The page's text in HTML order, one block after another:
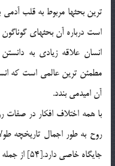
ترين بحثها مربوط به قلب
است درباره آن بحثهاي گوناگون
انسان علاقه زيادي به
مطمئن ترين عالمي است كه
آن اميدمي بندد.
با همه اختلاف افكار در
روح به طور اجمال تاريخچه
جايگاه